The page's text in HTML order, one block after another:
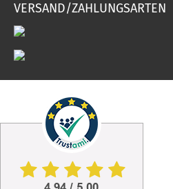
VERSAND/ZAHLUNGSARTEN